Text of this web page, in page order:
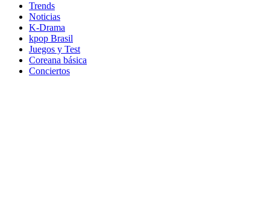
Trends
Noticias
K-Drama
kpop Brasil
Juegos y Test
Coreana básica
Conciertos